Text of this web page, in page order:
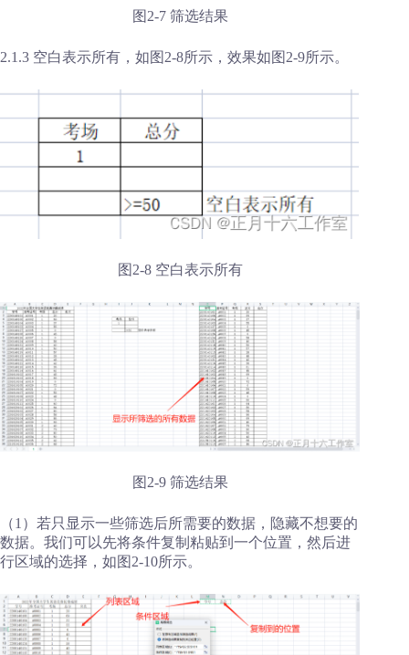
图2-7 筛选结果
2.1.3 空白表示所有，如图2-8所示，效果如图2-9所示。
图2-8 空白表示所有
图2-9 筛选结果
（1）若只显示一些筛选后所需要的数据，隐藏不想要的
数据。我们可以先将条件复制粘贴到一个位置，然后进
行区域的选择，如图2-10所示。